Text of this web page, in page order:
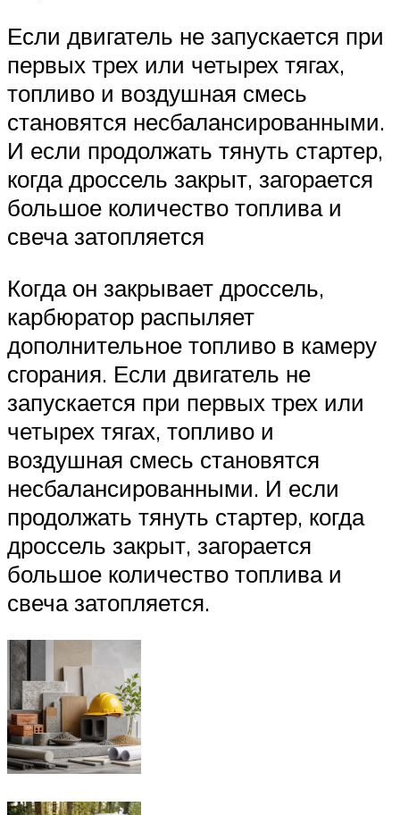
Если двигатель не запускается при
первых трех или четырех тягах,
топливо и воздушная смесь
становятся несбалансированными.
И если продолжать тянуть стартер,
когда дроссель закрыт, загорается
большое количество топлива и
свеча затопляется
Когда он закрывает дроссель,
карбюратор распыляет
дополнительное топливо в камеру
сгорания. Если двигатель не
запускается при первых трех или
четырех тягах, топливо и
воздушная смесь становятся
несбалансированными. И если
продолжать тянуть стартер, когда
дроссель закрыт, загорается
большое количество топлива и
свеча затопляется.